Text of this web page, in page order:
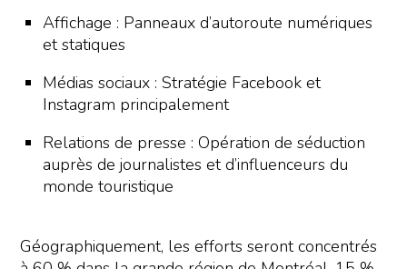
Affichage : Panneaux d’autoroute numériques
et statiques
Médias sociaux : Stratégie Facebook et
Instagram principalement
Relations de presse : Opération de séduction
auprès de journalistes et d’influenceurs du
monde touristique
Géographiquement, les efforts seront concentrés